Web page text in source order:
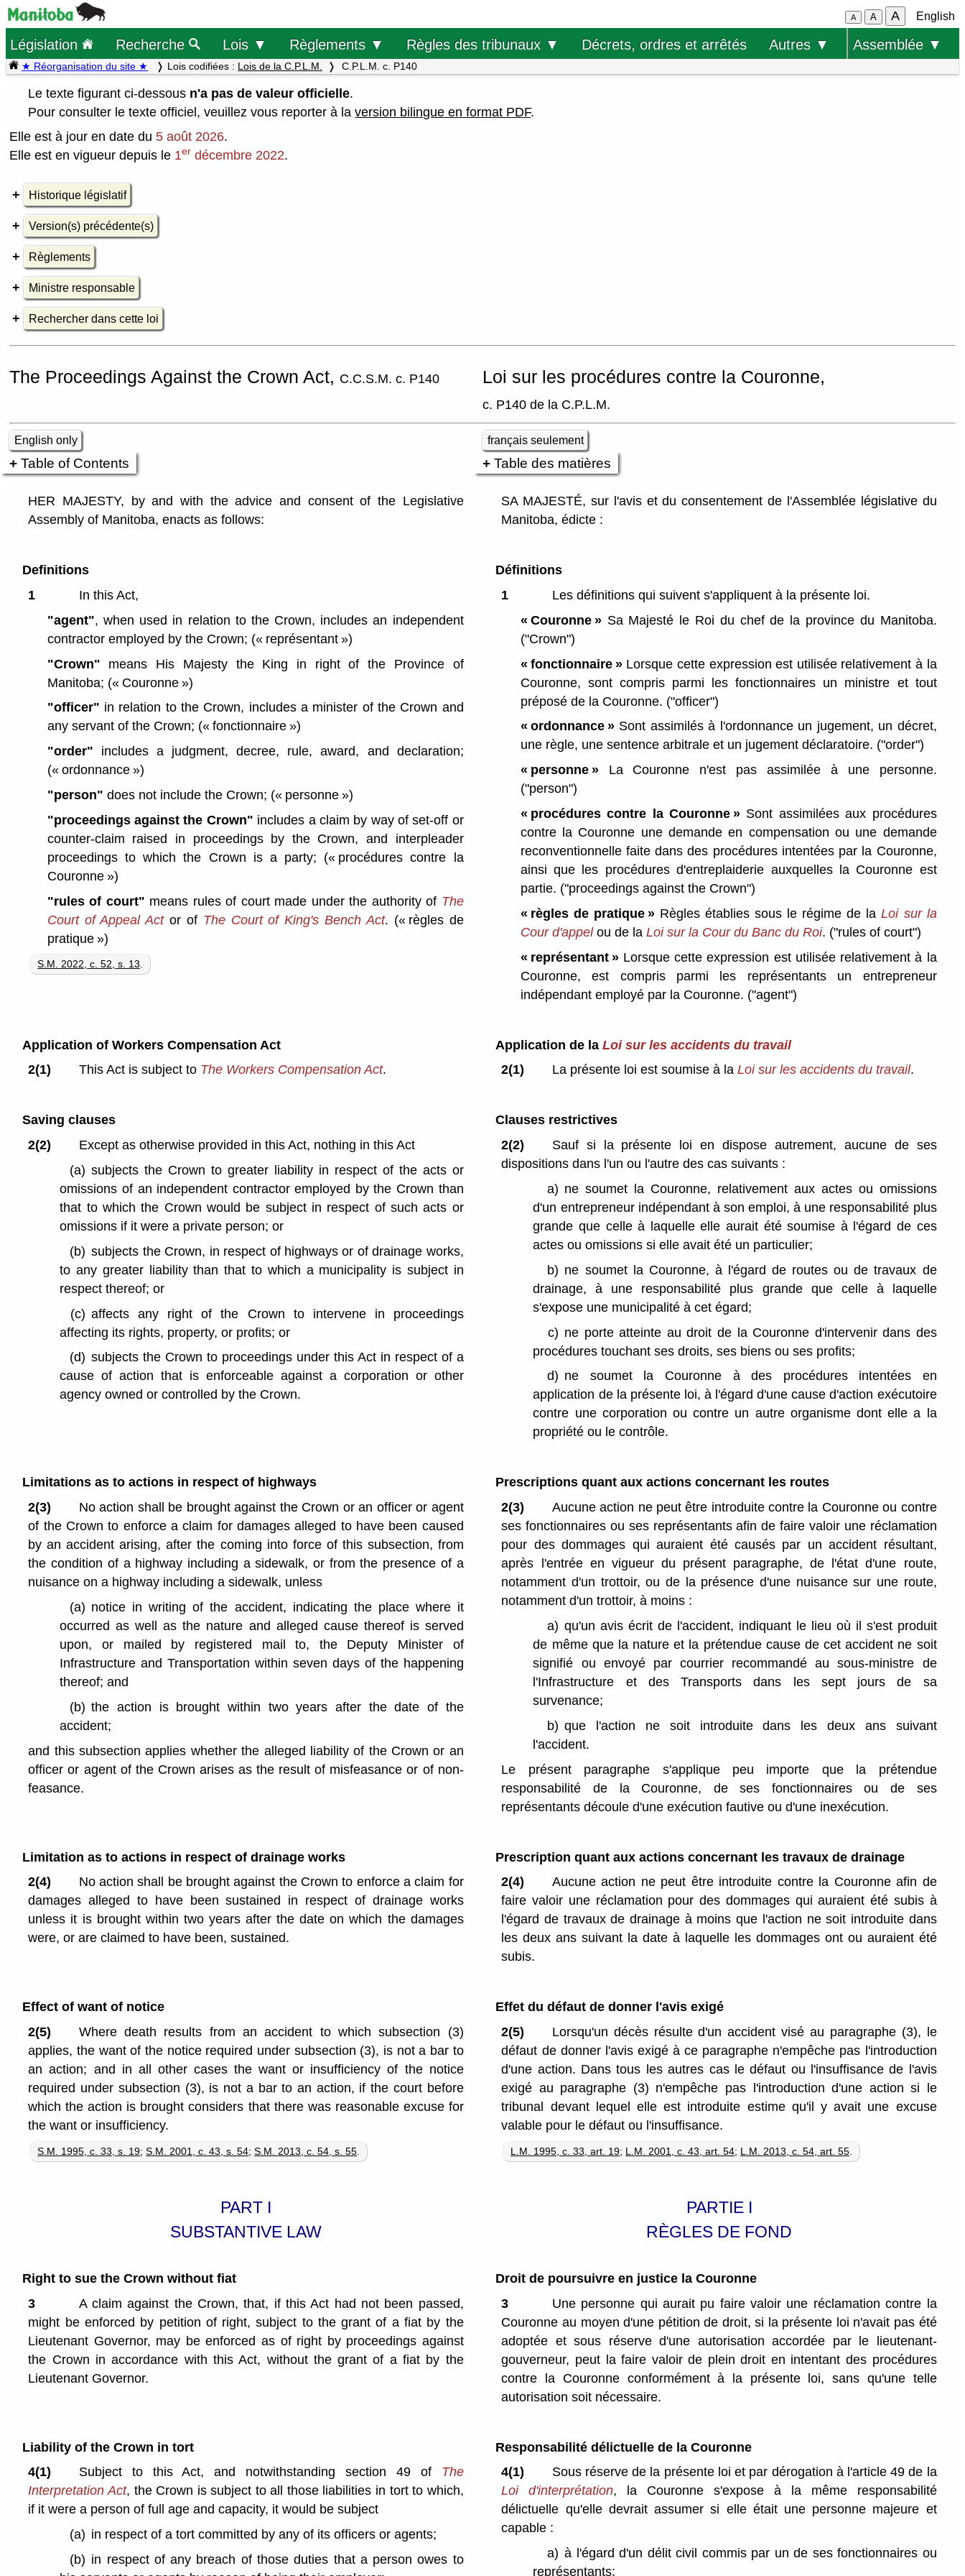
A A A English
Législation Recherche Lois ▼ Règlements ▼ Règles des tribunaux ▼ Décrets, ordres et arrêtés Autres ▼ Assemblée ▼
★ Réorganisation du site ★ Lois codifiées : Lois de la C.P.L.M. C.P.L.M. c. P140
Le texte figurant ci-dessous n'a pas de valeur officielle.
Pour consulter le texte officiel, veuillez vous reporter à laversion bilingue en format PDF.
Elle est à jour en date du 5 août 2026.
Elle est en vigueur depuis le 1er décembre 2022.
Historique législatif
Version(s) précédente(s)
Règlements
Ministre responsable
Rechercher dans cette loi
The Proceedings Against the Crown Act, C.C.S.M. c. P140 Loi sur les procédures contre la Couronne,
c. P140 de la C.P.L.M.
English only français seulement
Table of Contents Table des matières
HER MAJESTY, by and with the advice and consent of the Legislative
Assembly of Manitoba, enacts as follows:
SA MAJESTÉ, sur l'avis et du consentement de l'Assemblée législative du
Manitoba, édicte :
Definitions
1
In this Act,
"agent", when used in relation to the Crown, includes an independent
contractor employed by the Crown; (« représentant »)
"Crown" means His Majesty the King in right of the Province of
Manitoba; (« Couronne »)
"officer" in relation to the Crown, includes a minister of the Crown and
any servant of the Crown; (« fonctionnaire »)
"order" includes a judgment, decree, rule, award, and declaration;
(« ordonnance »)
"person" does not include the Crown; (« personne »)
"proceedings against the Crown" includes a claim by way of set-off or
counter-claim raised in proceedings by the Crown, and interpleader
proceedings to which the Crown is a party; (« procédures contre la
Couronne »)
"rules of court" means rules of court made under the authority of The
Court of Appeal Actor of The Court of King's Bench Act. (« règles de
pratique »)
S.M. 2022, c. 52, s. 13.
Définitions
1
Les définitions qui suivent s'appliquent à la présente loi.
« Couronne »Sa Majesté le Roi du chef de la province du Manitoba.
("Crown")
« fonctionnaire »Lorsque cette expression est utilisée relativement à la
Couronne, sont compris parmi les fonctionnaires un ministre et tout
préposé de la Couronne. ("officer")
« ordonnance »Sont assimilés à l'ordonnance un jugement, un décret,
une règle, une sentence arbitrale et un jugement déclaratoire. ("order")
« personne »La Couronne n'est pas assimilée à une personne.
("person")
« procédures contre la Couronne » Sont assimilées aux procédures
contre la Couronne une demande en compensation ou une demande
reconventionnelle faite dans des procédures intentées par la Couronne,
ainsi que les procédures d'entreplaiderie auxquelles la Couronne est
partie. ("proceedings against the Crown")
« règles de pratique »Règles établies sous le régime de laLoi sur la
Cour d'appelou de la Loi sur la Cour du Banc du Roi. ("rules of court")
« représentant »Lorsque cette expression est utilisée relativement à la
Couronne, est compris parmi les représentants un entrepreneur
indépendant employé par la Couronne. ("agent")
Application of Workers Compensation Act
2(1)
This Act is subject to The Workers Compensation Act.
Application de la Loi sur les accidents du travail
2(1)
La présente loi est soumise à la Loi sur les accidents du travail.
Saving clauses
2(2)
Except as otherwise provided in this Act, nothing in this Act
(a) subjects the Crown to greater liability in respect of the acts or
omissions of an independent contractor employed by the Crown than
that to which the Crown would be subject in respect of such acts or
omissions if it were a private person; or
(b) subjects the Crown, in respect of highways or of drainage works,
to any greater liability than that to which a municipality is subject in
respect thereof; or
(c) affects any right of the Crown to intervene in proceedings
affecting its rights, property, or profits; or
(d) subjects the Crown to proceedings under this Act in respect of a
cause of action that is enforceable against a corporation or other
agency owned or controlled by the Crown.
Clauses restrictives
2(2)
Sauf si la présente loi en dispose autrement, aucune de ses
dispositions dans l'un ou l'autre des cas suivants :
a) ne soumet la Couronne, relativement aux actes ou omissions
d'un entrepreneur indépendant à son emploi, à une responsabilité plus
grande que celle à laquelle elle aurait été soumise à l'égard de ces
actes ou omissions si elle avait été un particulier;
b) ne soumet la Couronne, à l'égard de routes ou de travaux de
drainage, à une responsabilité plus grande que celle à laquelle
s'expose une municipalité à cet égard;
c) ne porte atteinte au droit de la Couronne d'intervenir dans des
procédures touchant ses droits, ses biens ou ses profits;
d) ne soumet la Couronne à des procédures intentées en
application de la présente loi, à l'égard d'une cause d'action exécutoire
contre une corporation ou contre un autre organisme dont elle a la
propriété ou le contrôle.
Limitations as to actions in respect of highways
2(3)
No action shall be brought against the Crown or an officer or agent
of the Crown to enforce a claim for damages alleged to have been caused
by an accident arising, after the coming into force of this subsection, from
the condition of a highway including a sidewalk, or from the presence of a
nuisance on a highway including a sidewalk, unless
(a) notice in writing of the accident, indicating the place where it
occurred as well as the nature and alleged cause thereof is served
upon, or mailed by registered mail to, the Deputy Minister of
Infrastructure and Transportation within seven days of the happening
thereof; and
(b) the action is brought within two years after the date of the
accident;
and this subsection applies whether the alleged liability of the Crown or an
officer or agent of the Crown arises as the result of misfeasance or of non-
feasance.
Prescriptions quant aux actions concernant les routes
2(3)
Aucune action ne peut être introduite contre la Couronne ou contre
ses fonctionnaires ou ses représentants afin de faire valoir une réclamation
pour des dommages qui auraient été causés par un accident résultant,
après l'entrée en vigueur du présent paragraphe, de l'état d'une route,
notamment d'un trottoir, ou de la présence d'une nuisance sur une route,
notamment d'un trottoir, à moins :
a) qu'un avis écrit de l'accident, indiquant le lieu où il s'est produit
de même que la nature et la prétendue cause de cet accident ne soit
signifié ou envoyé par courrier recommandé au sous-ministre de
l'Infrastructure et des Transports dans les sept jours de sa
survenance;
b) que l'action ne soit introduite dans les deux ans suivant
l'accident.
Le présent paragraphe s'applique peu importe que la prétendue
responsabilité de la Couronne, de ses fonctionnaires ou de ses
représentants découle d'une exécution fautive ou d'une inexécution.
Limitation as to actions in respect of drainage works
2(4)
No action shall be brought against the Crown to enforce a claim for
damages alleged to have been sustained in respect of drainage works
unless it is brought within two years after the date on which the damages
were, or are claimed to have been, sustained.
Prescription quant aux actions concernant les travaux de drainage
2(4)
Aucune action ne peut être introduite contre la Couronne afin de
faire valoir une réclamation pour des dommages qui auraient été subis à
l'égard de travaux de drainage à moins que l'action ne soit introduite dans
les deux ans suivant la date à laquelle les dommages ont ou auraient été
subis.
Effect of want of notice
2(5)
Where death results from an accident to which subsection (3)
applies, the want of the notice required under subsection (3), is not a bar to
an action; and in all other cases the want or insufficiency of the notice
required under subsection (3), is not a bar to an action, if the court before
which the action is brought considers that there was reasonable excuse for
the want or insufficiency.
S.M. 1995, c. 33, s. 19;S.M. 2001, c. 43, s. 54;S.M. 2013, c. 54, s. 55
Effet du défaut de donner l'avis exigé
2(5)
Lorsqu'un décès résulte d'un accident visé au paragraphe (3), le
défaut de donner l'avis exigé à ce paragraphe n'empêche pas l'introduction
d'une action. Dans tous les autres cas le défaut ou l'insuffisance de l'avis
exigé au paragraphe (3) n'empêche pas l'introduction d'une action si le
tribunal devant lequel elle est introduite estime qu'il y avait une excuse
valable pour le défaut ou l'insuffisance.
L.M. 1995, c. 33, art. 19; L.M. 2001, c. 43, art. 54; L.M. 2013, c. 54, art. 55
PART I
SUBSTANTIVE LAW
PARTIE I
RÈGLES DE FOND
Right to sue the Crown without fiat
3
A claim against the Crown, that, if this Act had not been passed,
might be enforced by petition of right, subject to the grant of a fiat by the
Lieutenant Governor, may be enforced as of right by proceedings against
the Crown in accordance with this Act, without the grant of a fiat by the
Lieutenant Governor.
Droit de poursuivre en justice la Couronne
3
Une personne qui aurait pu faire valoir une réclamation contre la
Couronne au moyen d'une pétition de droit, si la présente loi n'avait pas été
adoptée et sous réserve d'une autorisation accordée par le lieutenant-
gouverneur, peut la faire valoir de plein droit en intentant des procédures
contre la Couronne conformément à la présente loi, sans qu'une telle
autorisation soit nécessaire.
Liability of the Crown in tort
4(1)
Subject to this Act, and notwithstanding section 49 of The
Interpretation Act, the Crown is subject to all those liabilities in tort to which,
if it were a person of full age and capacity, it would be subject
(a) in respect of a tort committed by any of its officers or agents;
(b) in respect of any breach of those duties that a person owes to
Responsabilité délictuelle de la Couronne
4(1)
Sous réserve de la présente loi et par dérogation à l'article 49 de la
Loi d'interprétation, la Couronne s'expose à la même responsabilité
délictuelle qu'elle devrait assumer si elle était une personne majeure et
capable :
a) à l'égard d'un délit civil commis par un de ses fonctionnaires ou
représentants;